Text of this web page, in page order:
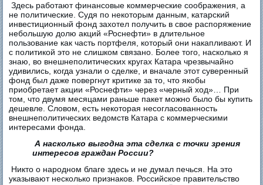
Здесь работают финансовые коммерческие соображения, а
не политические. Судя по некоторым данным, катарский
инвестиционный фонд захотел получить в свое распоряжение
небольшую долю акций «Роснефти» в длительное
пользование как часть портфеля, который они накапливают. И
с политикой это не слишком связано. Более того, насколько я
знаю, во внешнеполитических кругах Катара чрезвычайно
удивились, когда узнали о сделке, и вначале этот суверенный
фонд был даже повергнут критике за то, что якобы
приобретает акции «Роснефти» через «черный ход»… При
том, что двумя месяцами раньше пакет можно было бы купить
дешевле. Словом, есть некоторая несогласованность
внешнеполитических ведомств Катара с коммерческими
интересами фонда.
А насколько выгодна эта сделка с точки зрения
интересов граждан России?
Никто о народном благе здесь и не думал печься. На это
указывают несколько признаков. Российское правительство